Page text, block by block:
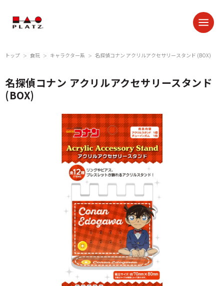
トップ ＞ 食玩 ＞ キャラクター系 ＞ 名探偵コナン アクリルアクセサリースタンド (BOX)
名探偵コナン アクリルアクセサリースタンド
(BOX)